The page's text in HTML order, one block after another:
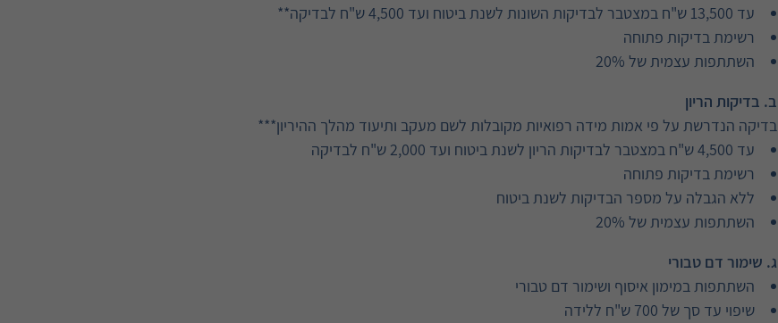
עד 13,500 ש"ח במצטבר לבדיקות השונות לשנת ביטוח ועד 4,500 ש"ח לבדיקה**
רשימת בדיקות פתוחה
השתתפות עצמית של 20%
ב. בדיקות הריון
בדיקה הנדרשת על פי אמות מידה רפואיות מקובלות לשם מעקב ותיעוד מהלך ההיריון***
עד 4,500 ש"ח במצטבר לבדיקות הריון לשנת ביטוח ועד 2,000 ש"ח לבדיקה
רשימת בדיקות פתוחה
ללא הגבלה על מספר הבדיקות לשנת ביטוח
השתתפות עצמית של 20%
ג. שימור דם טבורי
השתתפות במימון איסוף ושימור דם טבורי
שיפוי עד סך של 700 ש"ח ללידה